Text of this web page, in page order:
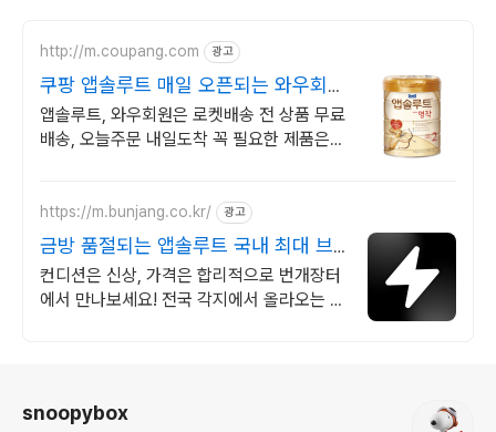
http://m.coupang.com 광고
쿠팡 앱솔루트 매일 오픈되는 와우회원
특가
앱솔루트, 와우회원은 로켓배송 전 상품 무료
배송, 오늘주문 내일도착 꼭 필요한 제품은
https://m.bunjang.co.kr/ 광고
금방 품절되는 앱솔루트 국내 최대 브
랜드 중고거래
컨디션은 신상, 가격은 합리적으로 번개장터
에서 만나보세요! 전국 각지에서 올라오는 전
snoopybox